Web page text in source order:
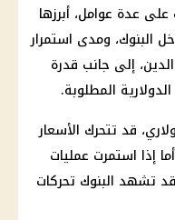
على عدة عوامل، أبرزها
البنوك، ومدى استمرار
إلى جانب قدرة
المطلوبة.
قد تتحرك الأسعار
إذا استمرت عمليات
تشهد البنوك تحركات